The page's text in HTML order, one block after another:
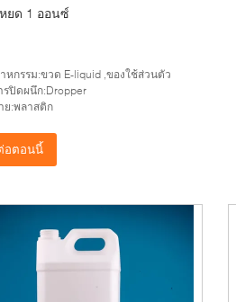
ยด 1 ออนซ์
หกรรม:ขวด E-liquid ,ของใช้ส่วนตัว
รปิดผนึก:Dropper
ย:พลาสติก
อตอนนี้